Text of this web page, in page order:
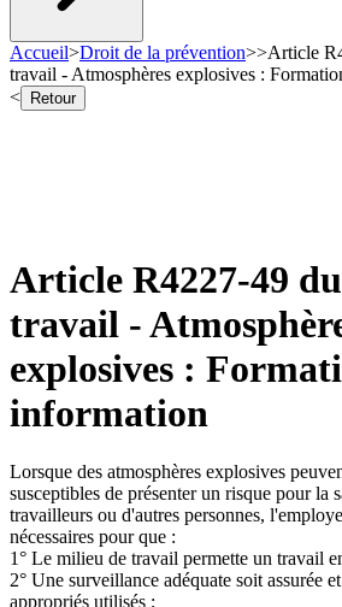
Accueil>Droit de la prévention>>Article
travail - Atmosphères explosives :
<
Retour
Article R4227-49
travail -
explosives :
information
Lorsque des atmosphères explosives
susceptibles de présenter un risque pour la
travailleurs ou d'autres personnes,
nécessaires pour que :
1° Le milieu de travail permette un travail
2° Une surveillance adéquate soit assurée
appropriés utilisés ;